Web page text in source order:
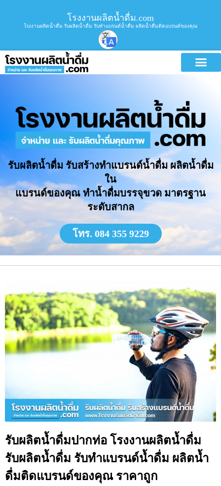
โรงงานผลิตน้ำดื่ม.com
โรงงานผลิตน้ำดื่ม รับผลิตน้ำดื่ม รับทำแบรนด์น้ำดื่ม ผลิตน้ำดื่มติดแบรนด์ของคุณ
รับผลิตน้ำดื่ม รับสร้างทำแบรนด์น้ำดื่ม ผลิตน้ำดื่ม
ใน
แบรนด์ของคุณ ทำน้ำดื่มบรรจุขวด มาตรฐาน
ระดับสากล
โทร. 084 355 9229
รับผลิตน้ำดื่มปากท่อ โรงงานผลิตน้ำดื่ม
รับผลิตน้ำดื่ม รับทำแบรนด์น้ำดื่ม ผลิตน้ำ
ดื่มติดแบรนด์ของคุณ ราคาถูก